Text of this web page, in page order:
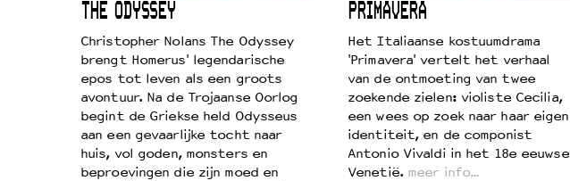
THE ODYSSEY
Christopher Nolans The Odyssey
brengt Homerus' legendarische
epos tot leven als een groots
avontuur. Na de Trojaanse Oorlog
begint de Griekse held Odysseus
aan een gevaarlijke tocht naar
huis, vol goden, monsters en
beproevingen die zijn moed en
PRIMAVERA
Het Italiaanse kostuumdrama
'Primavera' vertelt het verhaal
van de ontmoeting van twee
zoekende zielen: violiste Cecilia,
een wees op zoek naar haar eigen
identiteit, en de componist
Antonio Vivaldi in het 18e eeuwse
Venetië. meer info…